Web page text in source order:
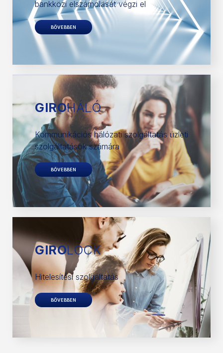
bankközi elszámolását végzi el
BŐVEBBEN
GIROHÁLÓ
Kommunikációs hálózati szolgáltatás üzleti
szolgáltatások számára
BŐVEBBEN
GIROLOCK
Hitelesítési szolgáltatás
BŐVEBBEN